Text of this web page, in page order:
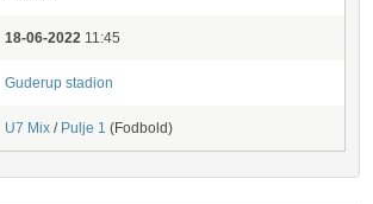
18-06-2022 11:45
Guderup stadion
U7 Mix/ Pulje 1(Fodbold)